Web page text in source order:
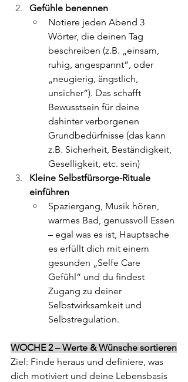
Gefühle benennen
Notiere jeden Abend 3
Wörter, die deinen Tag
beschreiben (z.B. „einsam,
ruhig, angespannt“, oder
„neugierig, ängstlich,
unsicher“). Das schafft
Bewusstsein für deine
dahinter verborgenen
Grundbedürfnisse (das kann
z.B. Sicherheit, Beständigkeit,
Geselligkeit, etc. sein)
Kleine Selbstfürsorge-Rituale
einführen
Spaziergang, Musik hören,
warmes Bad, genussvoll Essen
– egal was es ist, Hauptsache
es erfüllt dich mit einem
gesunden „Selfe Care
Gefühl“ und du findest
Zugang zu deiner
Selbstwirksamkeit und
Selbstregulation.
WOCHE 2 – Werte & Wünsche sortieren
Ziel: Finde heraus und definiere, was
dich motiviert und deine Lebensbasis